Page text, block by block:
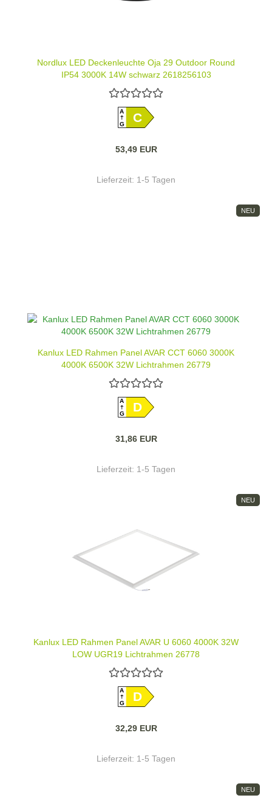
Nordlux LED Deckenleuchte Oja 29 Outdoor Round
IP54 3000K 14W schwarz 2618256103
A
GC
53,49 EUR
Lieferzeit: 1-5 Tagen
NEU
Kanlux LED Rahmen Panel AVAR CCT 6060 3000K
4000K 6500K 32W Lichtrahmen 26779
A
GD
31,86 EUR
Lieferzeit: 1-5 Tagen
NEU
Kanlux LED Rahmen Panel AVAR U 6060 4000K 32W
LOW UGR19 Lichtrahmen 26778
A
GD
32,29 EUR
Lieferzeit: 1-5 Tagen
NEU